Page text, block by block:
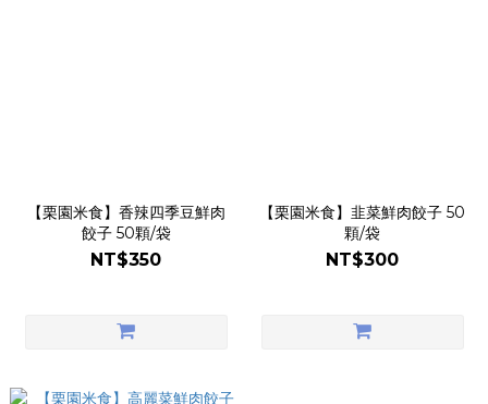
【栗園米食】香辣四季豆鮮肉
餃子 50顆/袋
NT$350
【栗園米食】韭菜鮮肉餃子 50
顆/袋
NT$300